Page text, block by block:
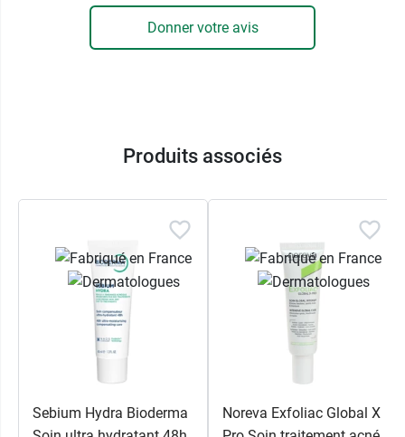
Donner votre avis
Produits associés
Sebium Hydra Bioderma
Noreva Exfoliac Global X